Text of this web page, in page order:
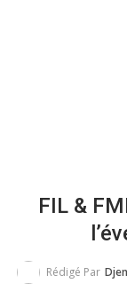
FIL &
Rédigé Par